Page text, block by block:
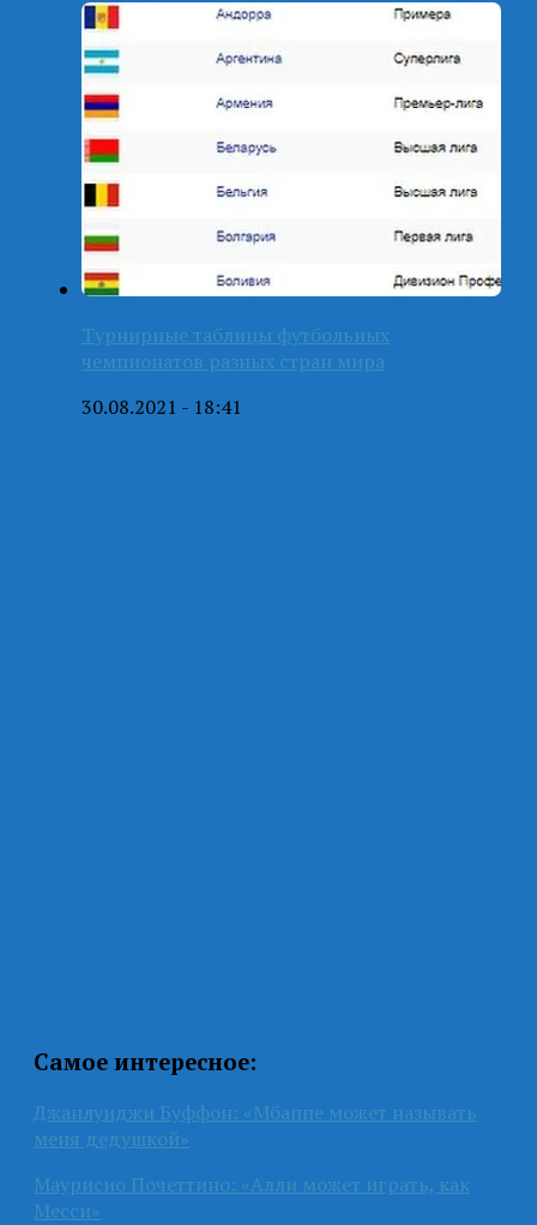
Турнирные таблицы футбольных
чемпионатов разных стран мира
30.08.2021 - 18:41
Самое интересное:
Джанлуиджи Буффон: «Мбаппе может называть
меня дедушкой»
Маурисио Почеттино: «Алли может играть, как
Месси»